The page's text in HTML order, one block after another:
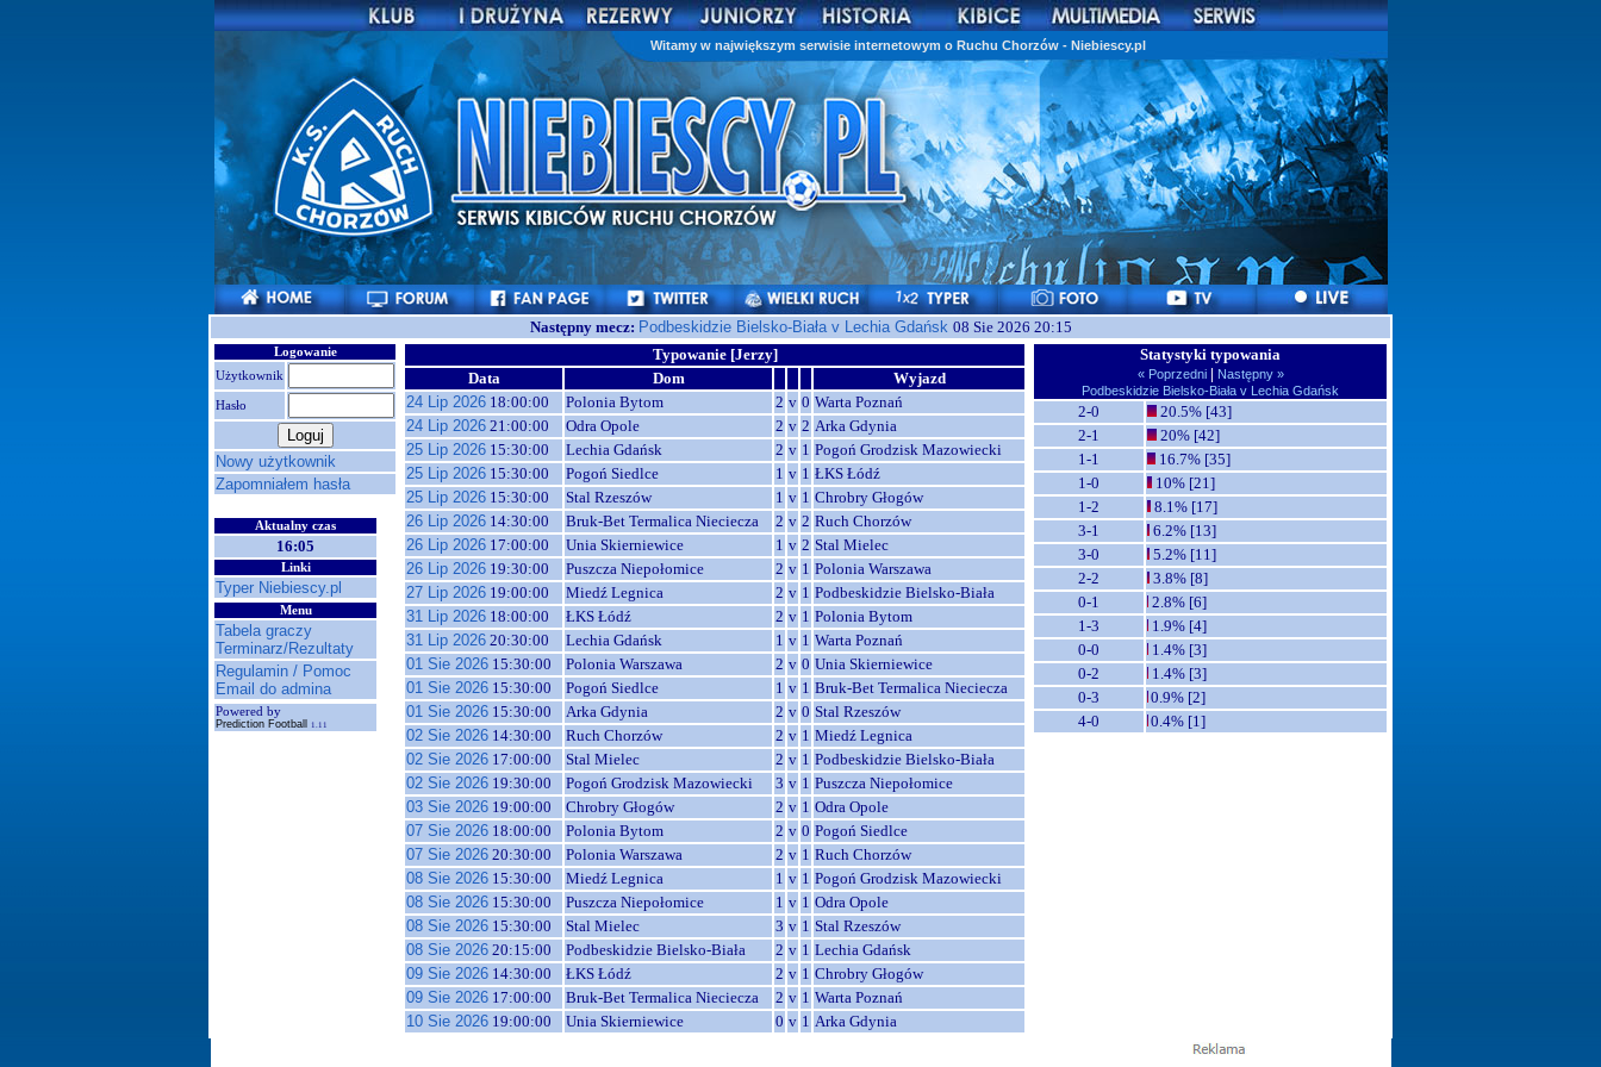
Witamy w największym serwisie internetowym o Ruchu Chorzów - Niebiescy.pl
Następny mecz: Podbeskidzie Bielsko-Biała v Lechia Gdańsk 08 Sie 2026 20:15
Logowanie
Użytkownik
Hasło
Nowy użytkownik
Zapomniałem hasła
Aktualny czas
16:05
Linki
Typer Niebiescy.pl
Menu
Tabela graczy
Terminarz/Rezultaty
Regulamin / Pomoc
Email do admina
Powered by
Prediction Football 1.11
Typowanie [Jerzy]
Data
Dom
Wyjazd
24 Lip 2026 18:00:00 Polonia Bytom 2 v 0 Warta Poznań
24 Lip 2026 21:00:00 Odra Opole 2 v 2 Arka Gdynia
25 Lip 2026 15:30:00 Lechia Gdańsk 2 v 1 Pogoń Grodzisk Mazowiecki
25 Lip 2026 15:30:00 Pogoń Siedlce 1 v 1 ŁKS Łódź
25 Lip 2026 15:30:00 Stal Rzeszów 1 v 1 Chrobry Głogów
26 Lip 2026 14:30:00 Bruk-Bet Termalica Nieciecza 2 v 2 Ruch Chorzów
26 Lip 2026 17:00:00 Unia Skierniewice 1 v 2 Stal Mielec
26 Lip 2026 19:30:00 Puszcza Niepołomice 2 v 1 Polonia Warszawa
27 Lip 2026 19:00:00 Miedź Legnica 2 v 1 Podbeskidzie Bielsko-Biała
31 Lip 2026 18:00:00 ŁKS Łódź 2 v 1 Polonia Bytom
31 Lip 2026 20:30:00 Lechia Gdańsk 1 v 1 Warta Poznań
01 Sie 2026 15:30:00 Polonia Warszawa 2 v 0 Unia Skierniewice
01 Sie 2026 15:30:00 Pogoń Siedlce 1 v 1 Bruk-Bet Termalica Nieciecza
01 Sie 2026 15:30:00 Arka Gdynia 2 v 0 Stal Rzeszów
02 Sie 2026 14:30:00 Ruch Chorzów 2 v 1 Miedź Legnica
02 Sie 2026 17:00:00 Stal Mielec 2 v 1 Podbeskidzie Bielsko-Biała
02 Sie 2026 19:30:00 Pogoń Grodzisk Mazowiecki 3 v 1 Puszcza Niepołomice
03 Sie 2026 19:00:00 Chrobry Głogów 2 v 1 Odra Opole
07 Sie 2026 18:00:00 Polonia Bytom 2 v 0 Pogoń Siedlce
07 Sie 2026 20:30:00 Polonia Warszawa 2 v 1 Ruch Chorzów
08 Sie 2026 15:30:00 Miedź Legnica 1 v 1 Pogoń Grodzisk Mazowiecki
08 Sie 2026 15:30:00 Puszcza Niepołomice 1 v 1 Odra Opole
08 Sie 2026 15:30:00 Stal Mielec 3 v 1 Stal Rzeszów
08 Sie 2026 20:15:00 Podbeskidzie Bielsko-Biała 2 v 1 Lechia Gdańsk
09 Sie 2026 14:30:00 ŁKS Łódź 2 v 1 Chrobry Głogów
09 Sie 2026 17:00:00 Bruk-Bet Termalica Nieciecza 2 v 1 Warta Poznań
10 Sie 2026 19:00:00 Unia Skierniewice 0 v 1 Arka Gdynia
Statystyki typowania
« Poprzedni | Następny »
Podbeskidzie Bielsko-Biała v Lechia Gdańsk
2-0
20.5% [43]
2-1
20% [42]
1-1
16.7% [35]
1-0
10% [21]
1-2
8.1% [17]
3-1
6.2% [13]
3-0
5.2% [11]
2-2
3.8% [8]
0-1
2.8% [6]
1-3
1.9% [4]
0-0
1.4% [3]
0-2
1.4% [3]
0-3
0.9% [2]
4-0
0.4% [1]